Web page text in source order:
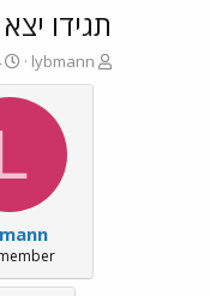
תגידו
פ
ו
lybmann
ו
י